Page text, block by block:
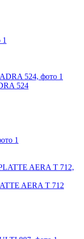
524
AERA T 712